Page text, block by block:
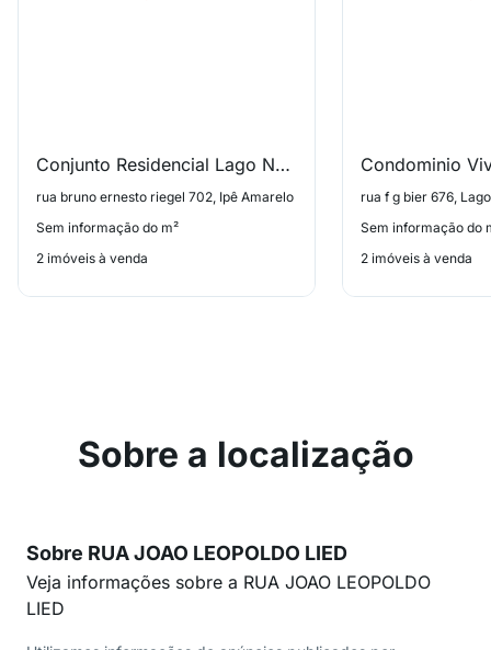
Conjunto Residencial Lago Negro
rua bruno ernesto riegel 702, Ipê Amarelo
Sem informação do m²
2 imóveis à venda
rua f g bier 676,
Sem informação do
2 imóveis à venda
Sobre a localização
Sobre RUA JOAO LEOPOLDO LIED
Veja informações sobre a RUA JOAO LEOPOLDO
LIED